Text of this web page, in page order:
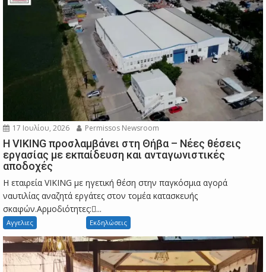
17 Ιουλίου, 2026 Permissos Newsroom
Η VIKING προσλαμβάνει στη Θήβα – Νέες θέσεις
εργασίας με εκπαίδευση και ανταγωνιστικές
αποδοχές
Η εταιρεία VIKING με ηγετική θέση στην παγκόσμια αγορά
ναυτιλίας αναζητά εργάτες στον τομέα κατασκευής
σκαφών.Αρμοδιότητες:...
Αγγελιες Εκδηλώσεις